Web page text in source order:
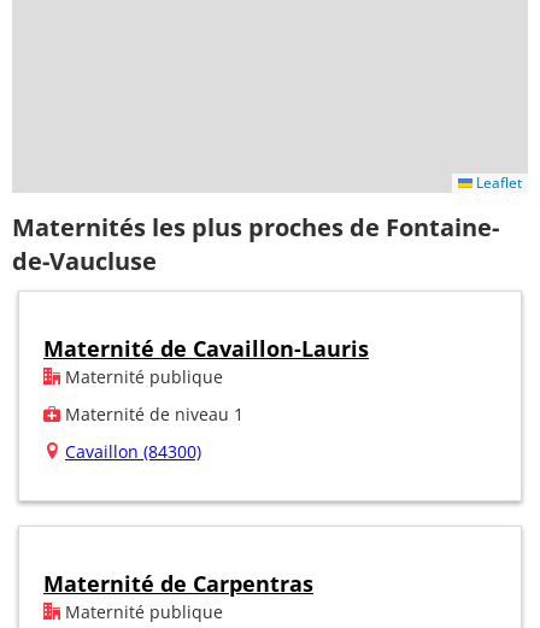
Leaflet
Maternités les plus proches de Fontaine-
de-Vaucluse
Maternité de Cavaillon-Lauris
Maternité publique
Maternité de niveau 1
Cavaillon (84300)
Maternité de Carpentras
Maternité publique